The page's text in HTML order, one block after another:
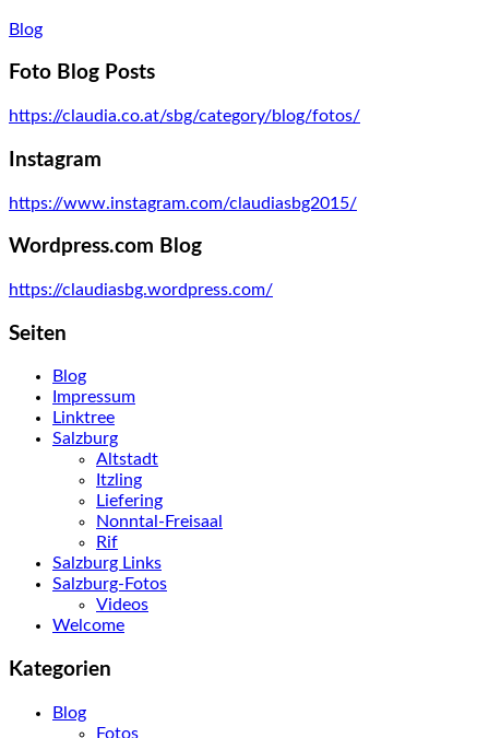
Blog
Foto Blog Posts
https://claudia.co.at/sbg/category/blog/fotos/
Instagram
https://www.instagram.com/claudiasbg2015/
Wordpress.com Blog
https://claudiasbg.wordpress.com/
Seiten
Blog
Impressum
Linktree
Salzburg
Altstadt
Itzling
Liefering
Nonntal-Freisaal
Rif
Salzburg Links
Salzburg-Fotos
Videos
Welcome
Kategorien
Blog
Fotos